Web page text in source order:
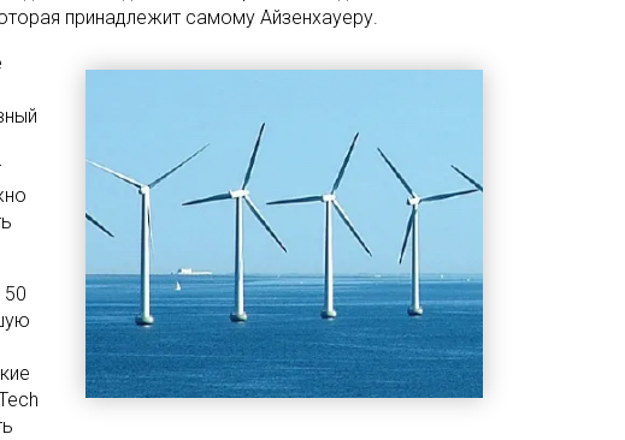
принадлежит самому Айзенхауеру.